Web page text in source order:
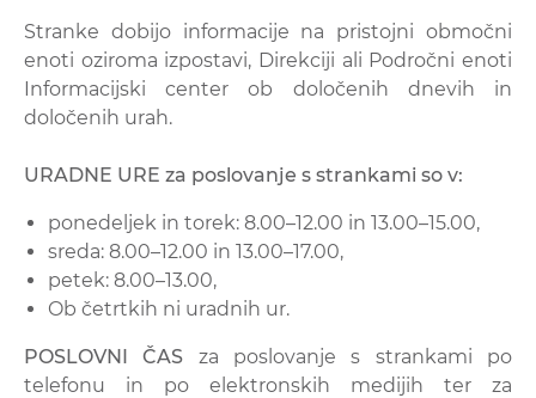
Stranke dobijo informacije na pristojni območni
enoti oziroma izpostavi, Direkciji ali Področni enoti
Informacijski center ob določenih dnevih in
določenih urah.
URADNE URE za poslovanje s strankami so v:
ponedeljek in torek: 8.00–12.00 in 13.00–15.00,
sreda: 8.00–12.00 in 13.00–17.00,
petek: 8.00–13.00,
Ob četrtkih ni uradnih ur.
POSLOVNI ČAS za poslovanje s strankami po
telefonu in po elektronskih medijih ter za